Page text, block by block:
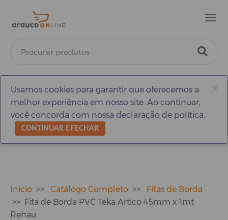
Usamos cookies para garantir que oferecemos a
melhor experiência em nosso site. Ao continuar,
você concorda com nossa declaração de política.
CONTINUAR E FECHAR
Início Catálogo Completo
Fitas de Borda
Fita de Borda PVC Teka Artico 45mm x 1mt
Rehau